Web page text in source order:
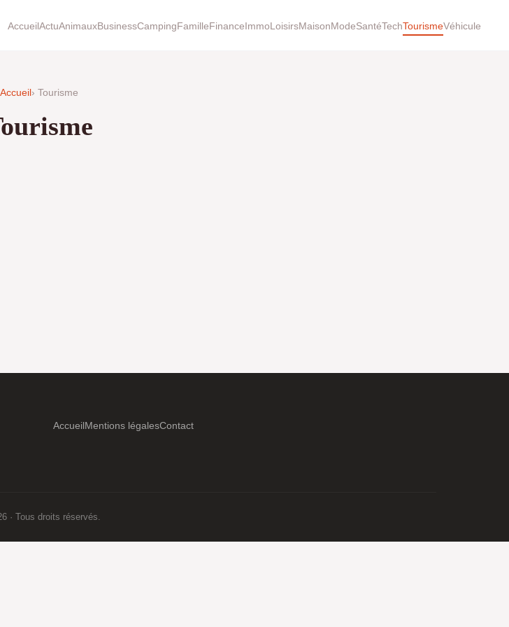
AccueilActuAnimauxBusinessCampingFamilleFinanceImmoLoisirsMaisonModeSantéTechTourismeVéhicule
Accueil › Tourisme
AccueilMentions légalesContact
· Tous droits réservés.